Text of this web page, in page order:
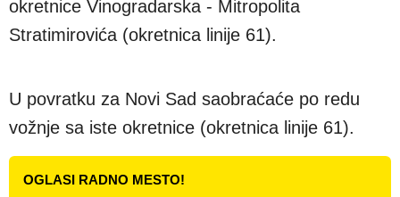
okretnice Vinogradarska - Mitropolita
Stratimirovića (okretnica linije 61).
U povratku za Novi Sad saobraćaće po redu
vožnje sa iste okretnice (okretnica linije 61).
OGLASI RADNO MESTO!